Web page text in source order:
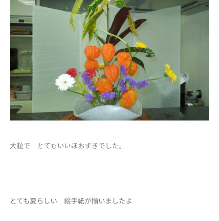
大粒で とてもいいほおずきでした。
とても夏らしい 絵手紙が揃いましたよ